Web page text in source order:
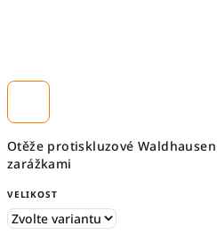
Otěže protiskluzové
zarážkami
VELIKOST